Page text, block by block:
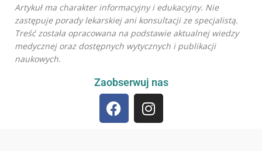
Artykuł ma charakter informacyjny i edukacyjny. Nie
zastępuje porady lekarskiej ani konsultacji ze specjalistą.
Treść została opracowana na podstawie aktualnej wiedzy
medycznej oraz dostępnych wytycznych i publikacji
naukowych.
Zaobserwuj nas